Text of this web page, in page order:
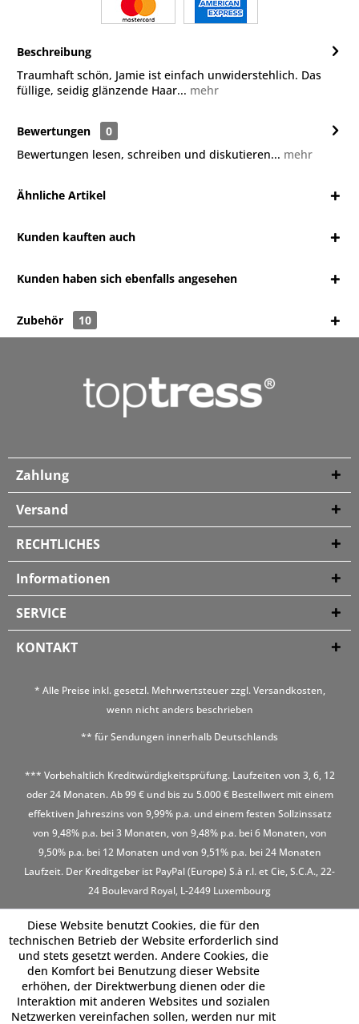
Beschreibung
Traumhaft schön, Jamie ist einfach unwiderstehlich. Das
füllige, seidig glänzende Haar... mehr
Bewertungen
0
Bewertungen lesen, schreiben und diskutieren... mehr
Ähnliche Artikel
Kunden kauften auch
Kunden haben sich ebenfalls angesehen
Zubehör 10
Zahlung
Versand
RECHTLICHES
Informationen
SERVICE
KONTAKT
* Alle Preise inkl. gesetzl. Mehrwertsteuer zzgl.Versandkosten,
wenn nicht anders beschrieben
** für Sendungen innerhalb Deutschlands
*** Vorbehaltlich Kreditwürdigkeitsprüfung. Laufzeiten von 3, 6, 12
oder 24 Monaten. Ab 99 € und bis zu 5.000 € Bestellwert mit einem
effektiven Jahreszins von 9,99% p.a. und einem festen Sollzinssatz
von 9,48% p.a. bei 3 Monaten, von 9,48% p.a. bei 6 Monaten, von
9,50% p.a. bei 12 Monaten und von 9,51% p.a. bei 24 Monaten
Laufzeit. Der Kreditgeber ist PayPal (Europe) S.à r.l. et Cie, S.C.A., 22-
24 Boulevard Royal, L-2449 Luxembourg
Diese Website benutzt Cookies, die für den
technischen Betrieb der Website erforderlich sind
und stets gesetzt werden. Andere Cookies, die
den Komfort bei Benutzung dieser Website
erhöhen, der Direktwerbung dienen oder die
Interaktion mit anderen Websites und sozialen
Netzwerken vereinfachen sollen, werden nur mit